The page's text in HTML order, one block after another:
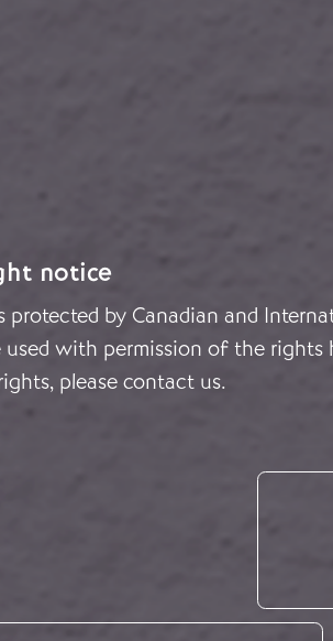
notice
protected by Canadian and
used with permission of the
please contact us.